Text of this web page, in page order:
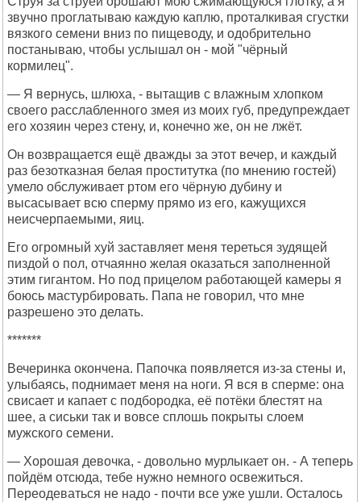
звучно проглатываю каждую каплю, проталкивая сгустки
вязкого семени вниз по пищеводу, и одобрительно
постанываю, чтобы услышал он - мой "чёрный
кормилец".
— Я вернусь, шлюха, - вытащив с влажным хлопком
своего расслабленного змея из моих губ, предупреждает
его хозяин через стену, и, конечно же, он не лжёт.
Он возвращается ещё дважды за этот вечер, и каждый
раз безотказная белая проститутка (по мнению гостей)
умело обслуживает ртом его чёрную дубину и
высасывает всю сперму прямо из его, кажущихся
неисчерпаемыми, яиц.
Его огромный хуй заставляет меня тереться зудящей
пиздой о пол, отчаянно желая оказаться заполненной
этим гигантом. Но под прицелом работающей камеры я
боюсь мастурбировать. Папа не говорил, что мне
разрешено это делать.
*******
Вечеринка окончена. Папочка появляется из-за стены и,
улыбаясь, поднимает меня на ноги. Я вся в сперме: она
свисает и капает с подбородка, её потёки блестят на
шее, а сиськи так и вовсе сплошь покрыты слоем
мужского семени.
— Хорошая девочка, - довольно мурлыкает он. - А теперь
пойдём отсюда, тебе нужно немного освежиться.
Переодеваться не надо - почти все уже ушли. Осталось